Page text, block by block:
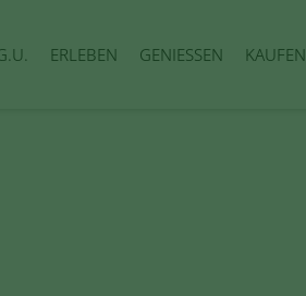
ERLEBEN GENIESSEN KAUFEN